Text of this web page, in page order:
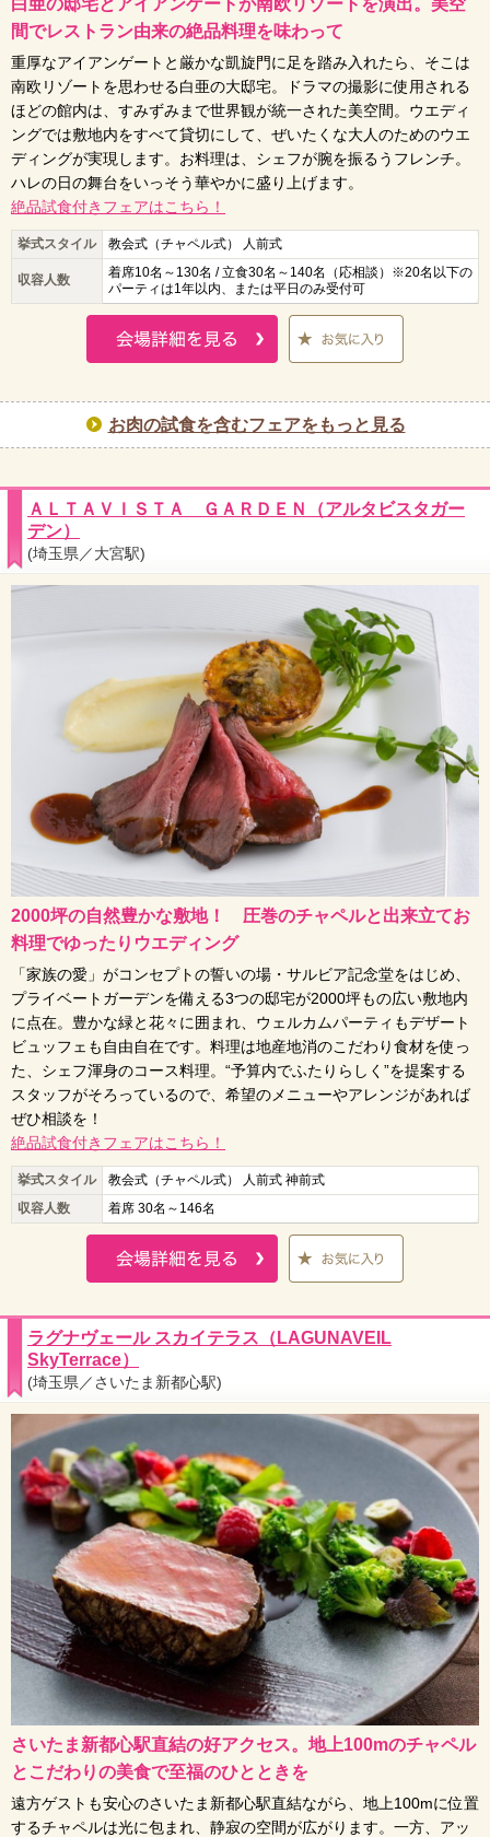
間でレストラン由来の絶品料理を味わって
重厚なアイアンゲートと厳かな凱旋門に足を踏み入れたら、そこは
南欧リゾートを思わせる白亜の大邸宅。ドラマの撮影に使用される
ほどの館内は、すみずみまで世界観が統一された美空間。ウエディ
ングでは敷地内をすべて貸切にして、ぜいたくな大人のためのウエ
ディングが実現します。お料理は、シェフが腕を振るうフレンチ。
ハレの日の舞台をいっそう華やかに盛り上げます。
絶品試食付きフェアはこちら！
挙式スタイル 教会式（チャペル式） 人前式
収容人数
着席10名～130名 / 立食30名～140名（応相談）※20名以下の
パーティは1年以内、または平日のみ受付可
お肉の試食を含むフェアをもっと見る
ＡＬＴＡＶＩＳＴＡ ＧＡＲＤＥＮ（アルタビスタガー
デン）
(埼玉県／大宮駅)
2000坪の自然豊かな敷地！ 圧巻のチャペルと出来立てお
料理でゆったりウエディング
「家族の愛」がコンセプトの誓いの場・サルビア記念堂をはじめ、
プライベートガーデンを備える3つの邸宅が2000坪もの広い敷地内
に点在。豊かな緑と花々に囲まれ、ウェルカムパーティもデザート
ビュッフェも自由自在です。料理は地産地消のこだわり食材を使っ
た、シェフ渾身のコース料理。“予算内でふたりらしく”を提案する
スタッフがそろっているので、希望のメニューやアレンジがあれば
ぜひ相談を！
絶品試食付きフェアはこちら！
挙式スタイル
教会式（チャペル式） 人前式 神前式
収容人数
着席 30名～146名
ラグナヴェール スカイテラス（LAGUNAVEIL
SkyTerrace）
(埼玉県／さいたま新都心駅)
さいたま新都心駅直結の好アクセス。地上100mのチャペル
とこだわりの美食で至福のひとときを
遠方ゲストも安心のさいたま新都心駅直結ながら、地上100mに位置
するチャペルは光に包まれ、静寂の空間が広がります。一方、アッ